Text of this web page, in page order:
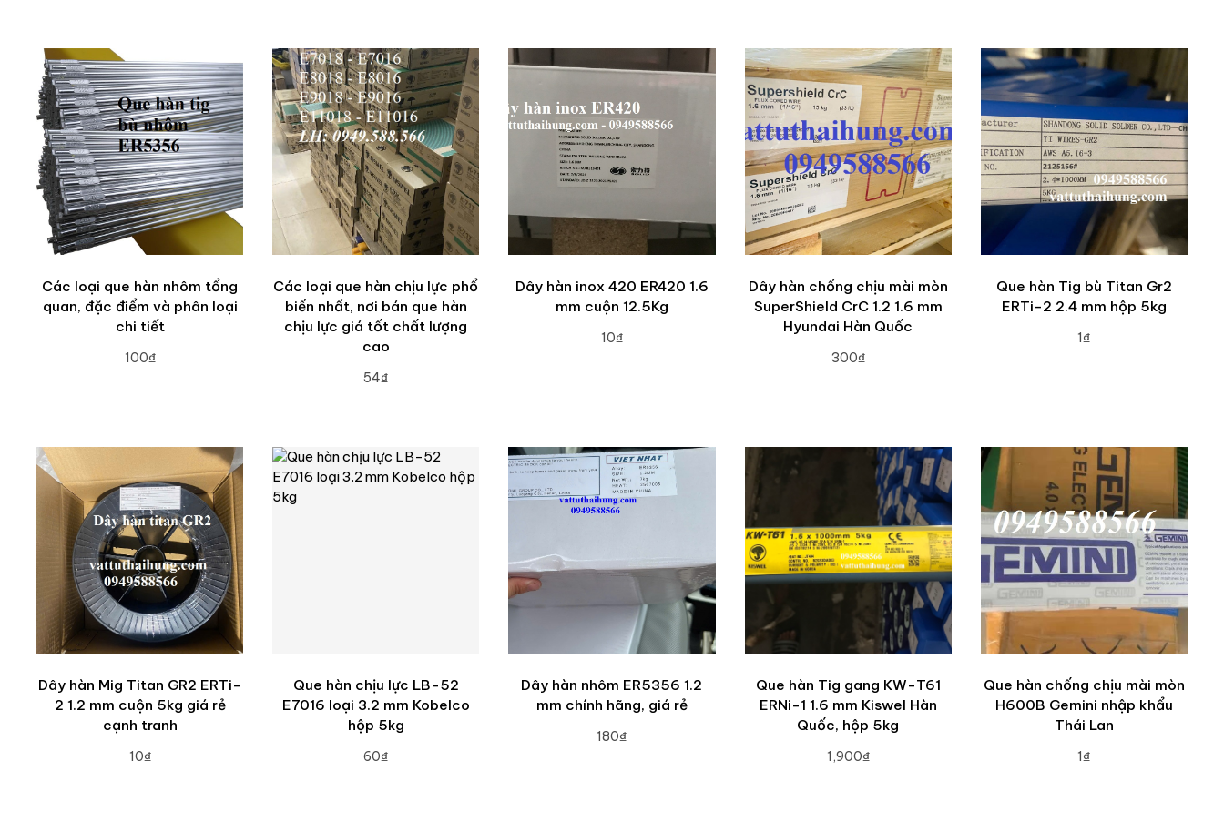
Các loại que hàn nhôm tổng
quan, đặc điểm và phân loại
chi tiết
100₫
Các loại que hàn chịu lực phổ
biến nhất, nơi bán que hàn
chịu lực giá tốt chất lượng
cao
54₫
Dây hàn inox 420 ER420 1.6
mm cuộn 12.5Kg
10₫
Dây hàn chống chịu mài mòn
SuperShield CrC 1.2 1.6 mm
Hyundai Hàn Quốc
300₫
Que hàn Tig bù Titan Gr2
ERTi-2 2.4 mm hộp 5kg
1₫
Dây hàn Mig Titan GR2 ERTi-
2 1.2 mm cuộn 5kg giá rẻ
cạnh tranh
10₫
Que hàn chịu lực LB-52
E7016 loại 3.2 mm Kobelco
hộp 5kg
60₫
Dây hàn nhôm ER5356 1.2
mm chính hãng, giá rẻ
180₫
Que hàn Tig gang KW-T61
ERNi-1 1.6 mm Kiswel Hàn
Quốc, hộp 5kg
1,900₫
Que hàn chống chịu mài mòn
H600B Gemini nhập khẩu
Thái Lan
1₫